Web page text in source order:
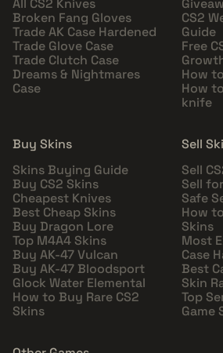
Broken Fang Gloves
Trade AK Case Hardened
Trade Glove Case
Trade Clutch Case
Dreams & Nightmares
Case
CS2
Guide
Free
How
How
knife
Buy Skins
Skins Buying Guide
Buy CS2 Skins
Cheapest Knives
Best Cheap Skins
Buy Dragon Lore
Top M4A4 Skins
Buy AK-47 Vulcan
Buy AK-47 Bloodsport
Glock Water Elemental
How to Buy Rare CS2
Skins
Sell
Sell
Sell
Safe
How
Skins
Most
Case
Best
Skin
Top
Game